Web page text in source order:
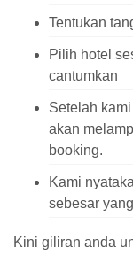
Tentukan
Pilih hotel
cantumkan
Setelah
akan
booking.
Kami
sebesar
Kini giliran anda